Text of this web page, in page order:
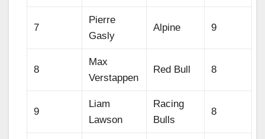
7
Pierre
Gasly
Alpine 9
8
Max
Verstappen
Red Bull 8
9
Liam
Lawson
Racing
Bulls
8